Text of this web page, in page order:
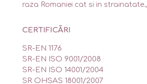
raza Romaniei cat si in strainatate.,
CERTIFICĂRI
SR-EN 1176
SR-EN ISO 9001/2008
SR-EN ISO 14001/2004
SR OHSAS 18001/2007